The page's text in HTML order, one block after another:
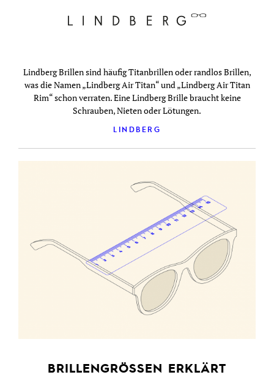
Lindberg Brillen sind häufig Titanbrillen oder randlos Brillen,
was die Namen „Lindberg Air Titan“ und „Lindberg Air Titan
Rim“ schon verraten. Eine Lindberg Brille braucht keine
Schrauben, Nieten oder Lötungen.
LINDBERG
BRILLENGRÖSSEN ERKLÄRT